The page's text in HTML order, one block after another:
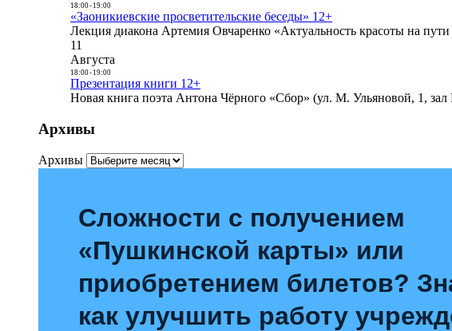
18:00- 19:00
«Заоникиевские просветительские беседы» 12+
Лекция диакона Артемия Овчаренко «Актуальность красоты на
11
Августа
18:00- 19:00
Презентация книги 12+
Новая книга поэта Антона Чёрного «Сбор» (ул. М. Ульяновой, 1,
Архивы
Архивы
Сложности с получением
«Пушкинской карты» или
приобретением билетов?
как улучшить работу